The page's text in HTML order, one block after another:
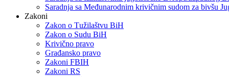
Saradnja sa Međunarodnim krivičnim sudom za bivšu
Zakoni
Zakon o Тužilaštvu BiH
Zakon o Sudu BiH
Krivično pravo
Građansko pravo
Zakoni FBIH
Zakoni RS